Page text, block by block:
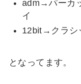
adm→パーカ
イ
12bit→クラシ
となってます。